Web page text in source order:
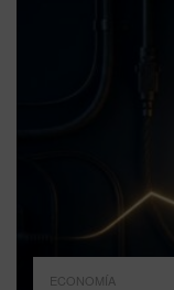
ECONOMÍA